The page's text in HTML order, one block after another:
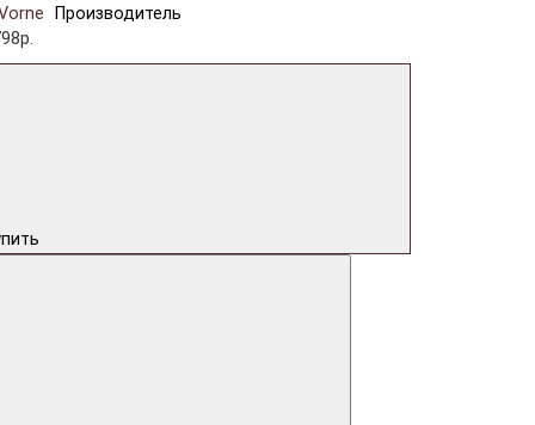
Производитель